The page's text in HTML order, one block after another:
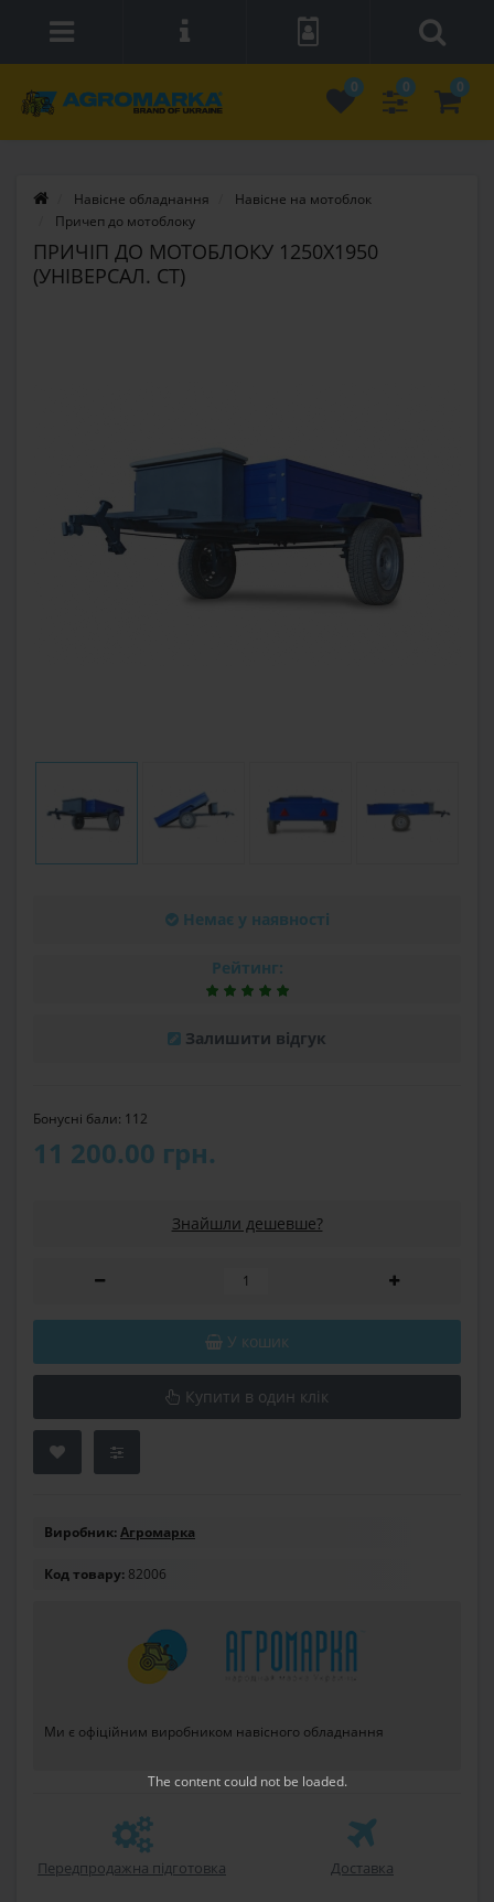
The contentcould not be loaded.
0 0 0
Навісне обладнання
Навісне на мотоблок
Причеп до мотоблоку
ПРИЧІП ДО МОТОБЛОКУ 1250Х1950
(УНІВЕРСАЛ. СТ)
Немає у наявності
Рейтинг:
Залишити відгук
Бонусні бали: 112
11 200.00 грн.
Знайшли дешевше?
У кошик
Купити в один клік
Виробник:Агромарка
Код товару: 82006
Ми є офіційним виробником навісного обладнання
Передпродажна підготовка Доставка